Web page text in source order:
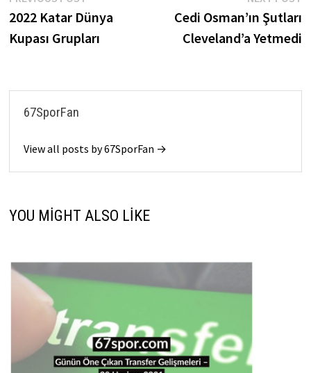
gezinmesipost:
2022 Katar Dünya
Kupası Grupları
Cedi Osman’ın Şutları
Cleveland’a Yetmedi
67SporFan
View all posts by 67SporFan →
YOU MIGHT ALSO LIKE